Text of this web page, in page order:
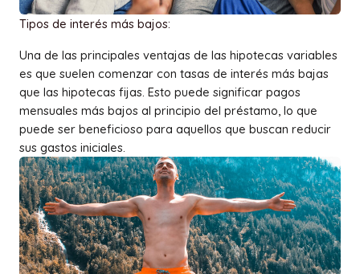
Tipos de interés más bajos:
Una de las principales ventajas de las hipotecas variables
es que suelen comenzar con tasas de interés más bajas
que las hipotecas fijas. Esto puede significar pagos
mensuales más bajos al principio del préstamo, lo que
puede ser beneficioso para aquellos que buscan reducir
sus gastos iniciales.